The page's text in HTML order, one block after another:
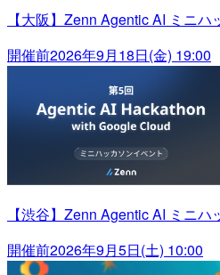
【大阪】Zenn Agentic AI ミニ
開催前2026年9月18日(金) 19:00
【渋谷】Zenn Agentic AI ミニ
開催前2026年9月5日(土) 10:00